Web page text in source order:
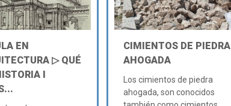
EN
▷ QUÉ
Ι
CIMIENTOS DE PIEDRA
AHOGADA
Los cimientos de piedra
ahogada, son conocidos